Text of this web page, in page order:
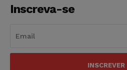
Inscreva-se
INSCREVER